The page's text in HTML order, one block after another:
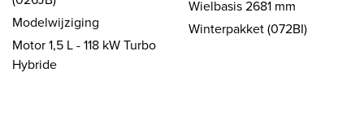
Modelwijziging
Motor 1,5 L - 118 kW Turbo
Hybride
Wielbasis 2681 mm
Winterpakket (072BI)